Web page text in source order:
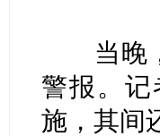
当晚，
警报。记
施，其间